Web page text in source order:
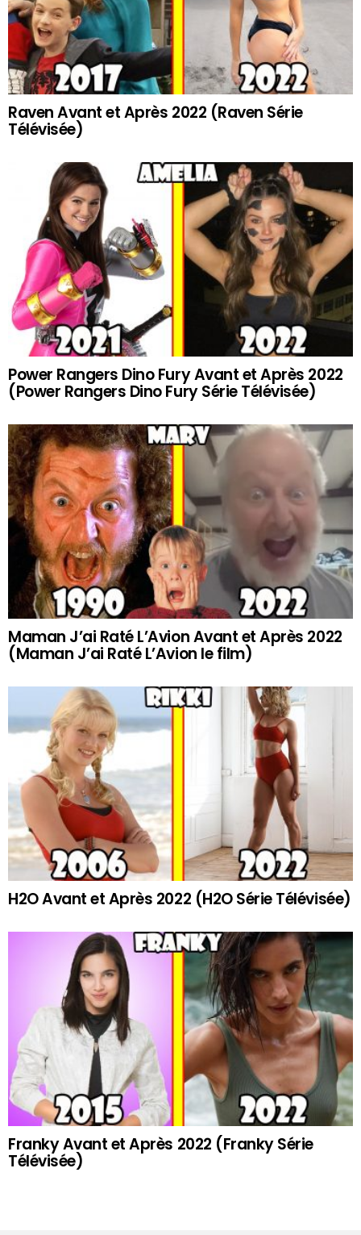
Raven Avant et Après 2022 (Raven Série
Télévisée)
Power Rangers Dino Fury Avant et Après 2022
(Power Rangers Dino Fury Série Télévisée)
Maman J’ai Raté L’Avion Avant et Après 2022
(Maman J’ai Raté L’Avion le film)
H2O Avant et Après 2022 (H2O Série Télévisée)
Franky Avant et Après 2022 (Franky Série
Télévisée)